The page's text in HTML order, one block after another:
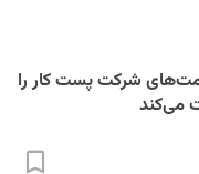
شرکت پست کار را